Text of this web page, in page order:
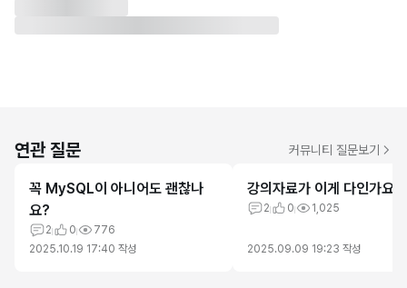
연관 질문 커뮤니티 질문보기
꼭 MySQL이 아니어도 괜찮나
요?
2 0
776
2025.10.19 17:40 작성
강의자료가 이게 다인가요?
2 0 1,025
2025.09.09 19:23 작성